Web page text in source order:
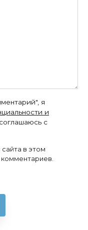
я
и
с
в этом